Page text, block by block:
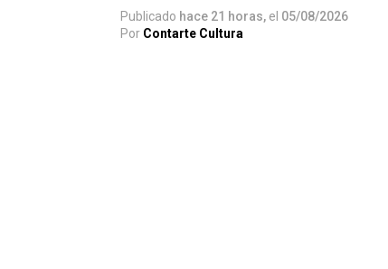
Publicado hace 21 horas, el 05/08/2026
Por Contarte Cultura